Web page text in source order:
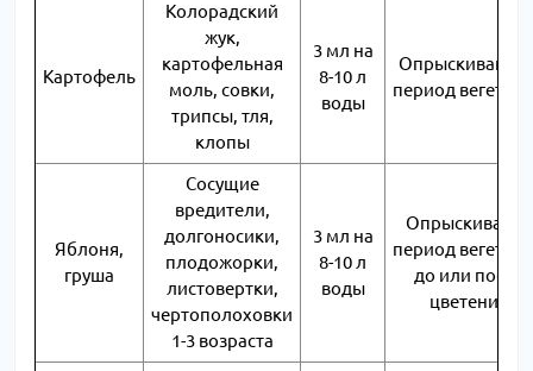
Картофель
Колорадский
жук,
картофельная
моль, совки,
трипсы, тля,
клопы
3 мл на
8-10 л
воды
Опрыскивание
период
Яблоня,
груша
Сосущие
вредители,
долгоносики,
плодожорки,
листовертки,
чертополоховки
1-3 возраста
3 мл на
8-10 л
воды
Опрыскивание
период
до или после
цветения